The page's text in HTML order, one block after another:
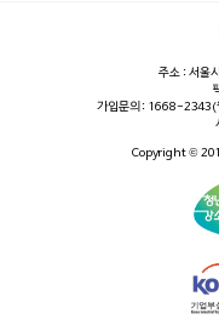
주소 : 서울
가입문의 : 1668-2343(
Copyright ©